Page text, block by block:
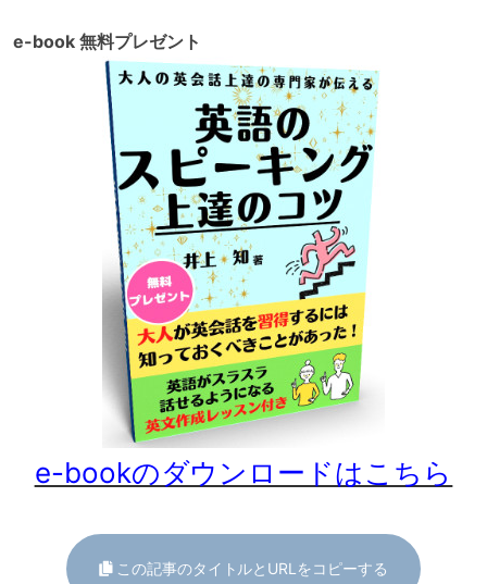
e-book 無料プレゼント
e-bookのダウンロードはこちら
この記事のタイトルとURLをコピーする